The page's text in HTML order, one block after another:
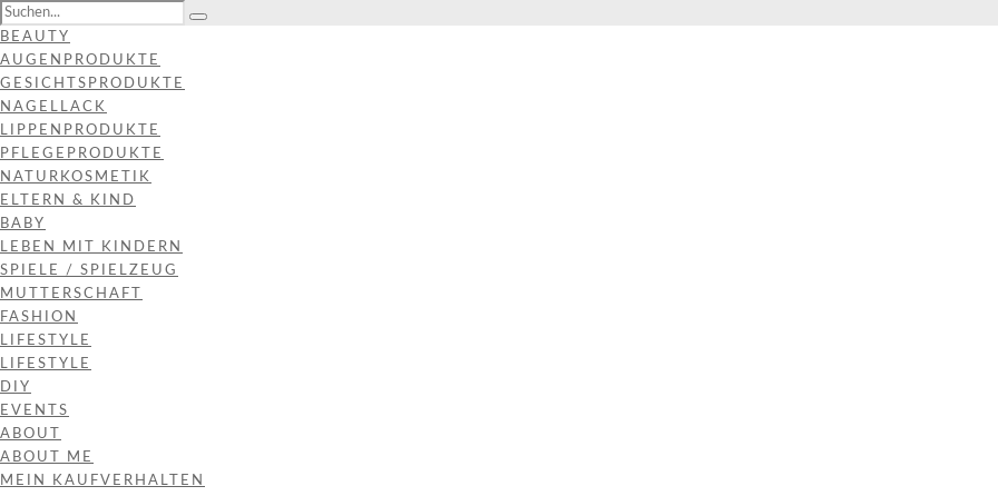
BEAUTY
AUGENPRODUKTE
GESICHTSPRODUKTE
NAGELLACK
LIPPENPRODUKTE
PFLEGEPRODUKTE
NATURKOSMETIK
ELTERN & KIND
BABY
LEBEN MIT KINDERN
SPIELE / SPIELZEUG
MUTTERSCHAFT
FASHION
LIFESTYLE
LIFESTYLE
DIY
EVENTS
ABOUT
ABOUT ME
MEIN KAUFVERHALTEN